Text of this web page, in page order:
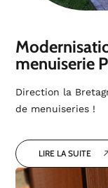
menuiserie
Direction la
de menuiseries !
LIRE LA SUITE